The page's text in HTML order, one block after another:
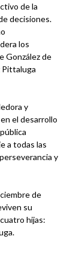
de la
decisiones.
los
González de
Pittaluga
y
el desarrollo
a todas las
y
de
su
hijas: